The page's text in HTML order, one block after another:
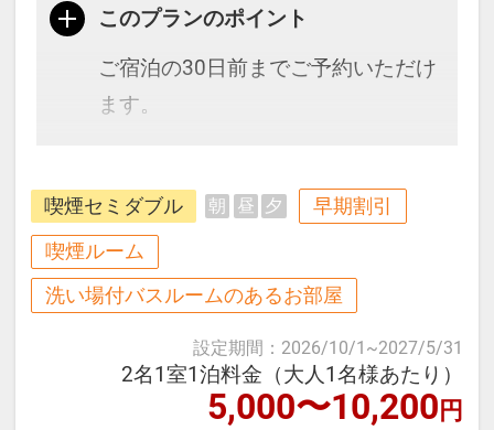
このプランのポイント
ご宿泊の30日前までご予約いただけ
ます。
ド」の34cm厚ベッドマットや、全
室セパレートのバスルームが好評で
す。
浴剤もあり、お客様に快適なご滞在
を提供します。
喫煙セミダブル 朝 昼 夕 早期割引
喫煙ルーム
洗い場付バスルームのあるお部屋
設定期間 ： 2026/10/1 ~2027/5/31
2名1室1泊料金（大人1名様あたり）
5,000〜10,200円